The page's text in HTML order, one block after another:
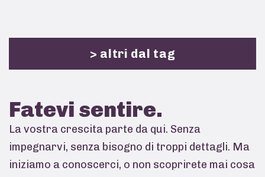
> altri dal tag
Fatevi sentire.
La vostra crescita parte da qui. Senza
impegnarvi, senza bisogno di troppi dettagli. Ma
iniziamo a conoscerci, o non scoprirete mai cosa